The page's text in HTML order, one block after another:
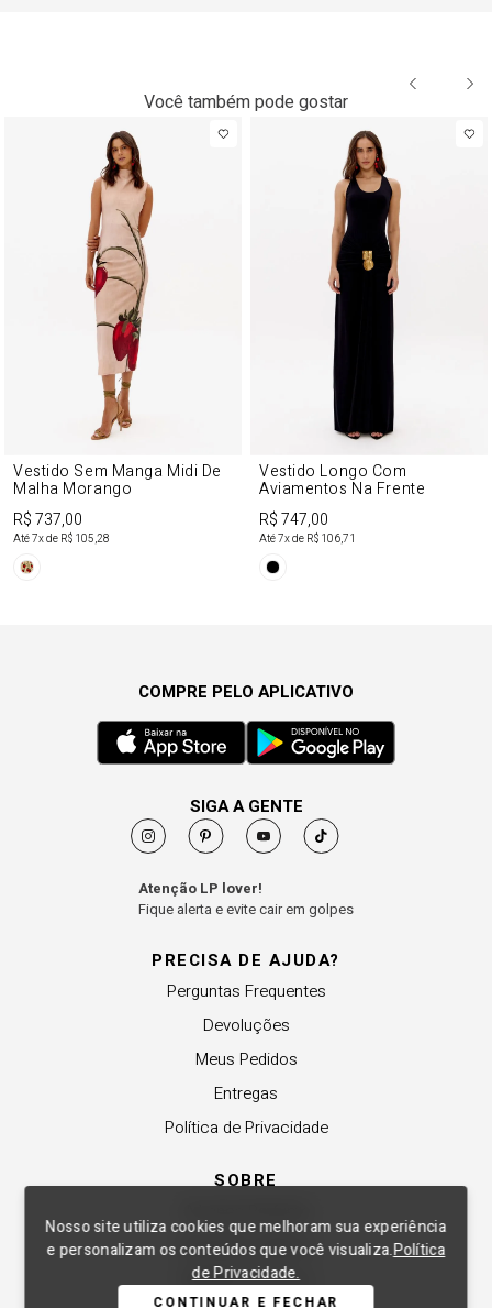
Nosso site utiliza cookies que melhoram sua experiência
e personalizam os conteúdos que você visualiza.Política
de Privacidade.
CONTINUAR E FECHAR
Você também pode gostar
Vestido Sem Manga Midi De
Malha Morango
R$ 737,00
Até7x de R$ 105,28
Vestido Longo Com
Aviamentos Na Frente
R$ 747,00
Até7x de R$ 106,71
PRECISA DE AJUDA?
Perguntas Frequentes
Devoluções
Meus Pedidos
Entregas
Política de Privacidade
SOBRE
Revender a Marca
Trabalhe Conosco
COMPRE PELO APLICATIVO
SIGA A GENTE
Atenção LP lover!
Fique alerta e evite cair em golpes